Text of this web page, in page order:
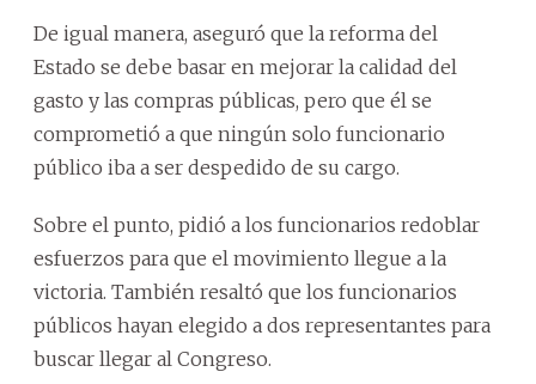
De igual manera, aseguró que la reforma del
Estado se debe basar en mejorar la calidad del
gasto y las compras públicas, pero que él se
comprometió a que ningún solo funcionario
público iba a ser despedido de su cargo.
Sobre el punto, pidió a los funcionarios redoblar
esfuerzos para que el movimiento llegue a la
victoria. También resaltó que los funcionarios
públicos hayan elegido a dos representantes para
buscar llegar al Congreso.